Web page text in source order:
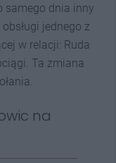
samego dnia inny
jednego z
w relacji: Ruda
Ta zmiana
na